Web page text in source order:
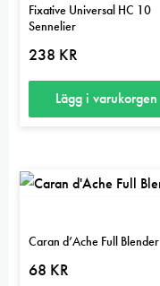
Fixative Universal HC 10
Sennelier
238 KR
Lägg i varukorgen
Caran d’Ache Full Blender
68 KR